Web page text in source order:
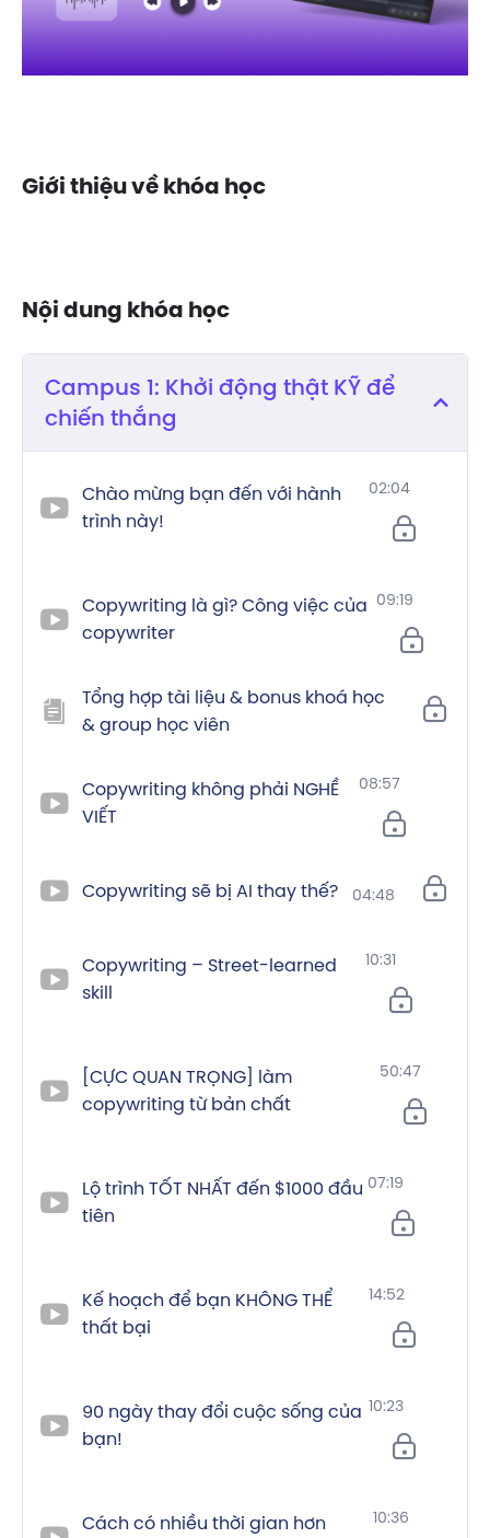
Giới thiệu về khóa học
Nội dung khóa học
Campus 1: Khởi động thật KỸ để
chiến thắng
Chào mừng bạn đến với hành
trình này!
02:04
Copywriting là gì? Công việc của
copywriter
09:19
Tổng hợp tài liệu & bonus khoá học
& group học viên
Copywriting không phải NGHỀ
VIẾT
08:57
Copywriting sẽ bị AI thay thế? 04:48
Copywriting – Street-learned
skill
10:31
[CỰC QUAN TRỌNG] làm
copywriting từ bản chất
50:47
Lộ trình TỐT NHẤT đến $1000 đầu
tiên
07:19
Kế hoạch để bạn KHÔNG THỂ
thất bại
14:52
90 ngày thay đổi cuộc sống của
bạn!
10:23
Cách có nhiều thời gian hơn
10:36